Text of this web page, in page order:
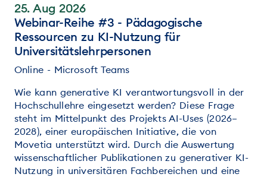
25. Aug 2026
Webinar-Reihe #3 - Pädagogische
Ressourcen zu KI-Nutzung für
Universitätslehrpersonen
Online - Microsoft Teams
Wie kann generative KI verantwortungsvoll in der
Hochschullehre eingesetzt werden? Diese Frage
steht im Mittelpunkt des Projekts AI-Uses (2026–
2028), einer europäischen Initiative, die von
Movetia unterstützt wird. Durch die Auswertung
wissenschaftlicher Publikationen zu generativer KI-
Nutzung in universitären Fachbereichen und eine